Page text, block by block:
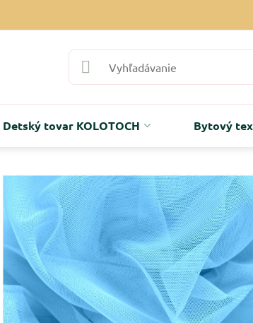
Detský tovar KOLOTOCH Bytový